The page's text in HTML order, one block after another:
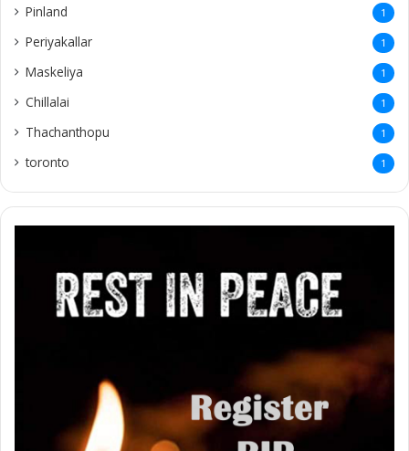
Pinland 1
Periyakallar 1
Maskeliya 1
Chillalai 1
Thachanthopu 1
toronto 1